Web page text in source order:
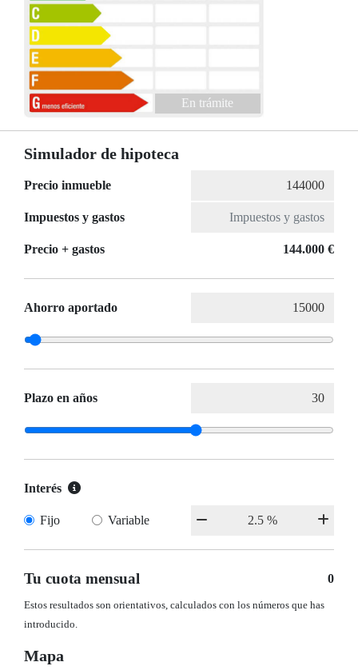
En trámite
Simulador de hipoteca
Precio inmueble
Impuestos y gastos
Precio + gastos 144.000 €
Ahorro aportado
Plazo en años
Interés
Fijo Variable
Tu cuota mensual 0
Estos resultados son orientativos, calculados con los números que has
introducido.
Mapa